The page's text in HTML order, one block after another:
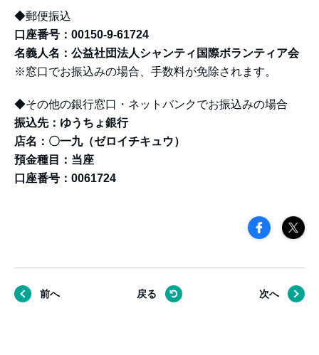
◆郵便振込
口座番号：00150-9-61724
名義人名：公益社団法人シャンティ国際ボランティア会
※窓口でお振込みの場合、手数料が免除されます。
◆その他の銀行窓口・ネットバンクでお振込みの場合
振込先：ゆうちょ銀行
店名：〇一九（ゼロイチキュウ）
預金種目：当座
口座番号：0061724
前へ 戻る 次へ